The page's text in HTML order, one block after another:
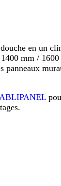
en un
mm /